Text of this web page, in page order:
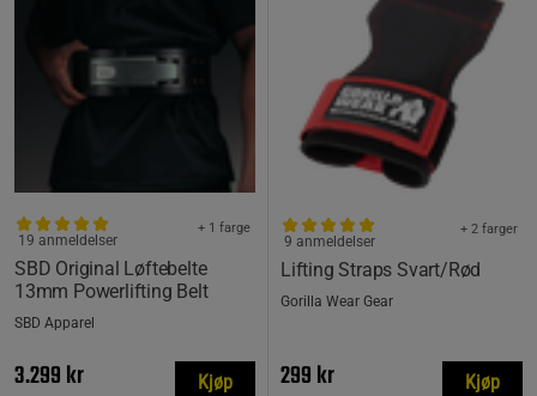
SBD Original Løftebelte
13mm Powerlifting Belt
+ 1 farge
19 anmeldelser
SBD Apparel
3.299 kr Kjøp
Lifting Straps Svart/Rød
+ 2 farger
9 anmeldelser
Gorilla Wear Gear
299 kr Kjøp